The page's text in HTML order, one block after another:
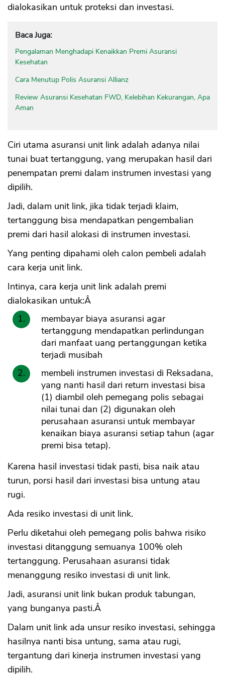
dialokasikan untuk proteksi dan investasi.
Baca Juga:
Pengalaman Menghadapi Kenaikkan Premi Asuransi
Kesehatan
Cara Menutup Polis Asuransi Allianz
Review Asuransi Kesehatan FWD, Kelebihan Kekurangan, Apa
Aman
Ciri utama asuransi unit link adalah adanya nilai
tunai buat tertanggung, yang merupakan hasil dari
penempatan premi dalam instrumen investasi yang
dipilih.
Jadi, dalam unit link, jika tidak terjadi klaim,
tertanggung bisa mendapatkan pengembalian
premi dari hasil alokasi di instrumen investasi.
Yang penting dipahami oleh calon pembeli adalah
cara kerja unit link.
Intinya, cara kerja unit link adalah premi
dialokasikan untuk:Â
membayar biaya asuransi agar
tertanggung mendapatkan perlindungan
dari manfaat uang pertanggungan ketika
terjadi musibah
membeli instrumen investasi di Reksadana,
yang nanti hasil dari return investasi bisa
(1) diambil oleh pemegang polis sebagai
nilai tunai dan (2) digunakan oleh
perusahaan asuransi untuk membayar
kenaikan biaya asuransi setiap tahun (agar
premi bisa tetap).
Karena hasil investasi tidak pasti, bisa naik atau
turun, porsi hasil dari investasi bisa untung atau
rugi.
Ada resiko investasi di unit link.
Perlu diketahui oleh pemegang polis bahwa risiko
investasi ditanggung semuanya 100% oleh
tertanggung. Perusahaan asuransi tidak
menanggung resiko investasi di unit link.
Jadi, asuransi unit link bukan produk tabungan,
yang bunganya pasti.Â
Dalam unit link ada unsur resiko investasi, sehingga
hasilnya nanti bisa untung, sama atau rugi,
tergantung dari kinerja instrumen investasi yang
dipilih.